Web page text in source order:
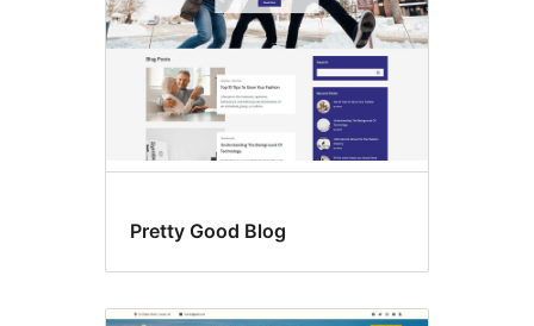
Pretty Good Blog